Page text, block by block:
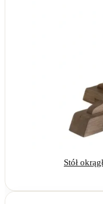
Stół